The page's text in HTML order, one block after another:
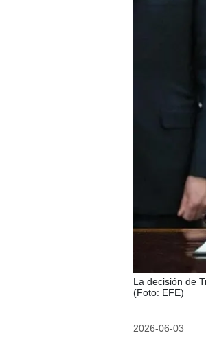
La decisión de
(Foto: EFE)
2026-06-03